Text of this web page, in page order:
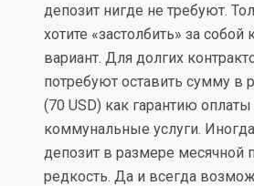
депозит нигде не требуют.
хотите «застолбить» за собой
вариант. Для долгих
потребуют оставить сумму в
(70 USD) как гарантию оплаты
коммунальные услуги.
депозит в размере месячной
редкость. Да и всегда